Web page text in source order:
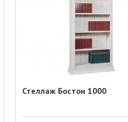
Стеллаж Бостон 1000